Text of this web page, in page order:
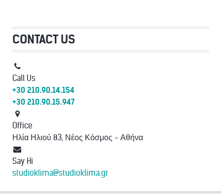
CONTACT US
Call Us
+30 210.90.14.154
+30 210.90.15.947
Office
Ηλία Ηλιού 83, Νέος Κόσμος - Αθήνα
Say Hi
studioklima@studioklima.gr